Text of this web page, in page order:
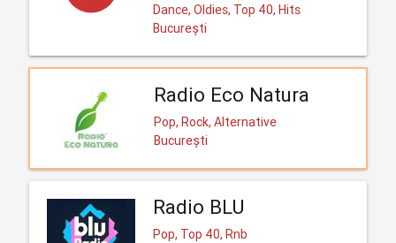
Dance, Oldies, Top 40, Hits
București
Radio Eco Natura
Pop, Rock, Alternative
București
Radio BLU
Pop, Top 40, Rnb